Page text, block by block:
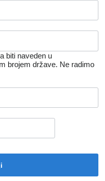
biti naveden u
brojem države. Ne radimo